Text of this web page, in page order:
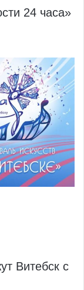
24 часа»
Витебск с